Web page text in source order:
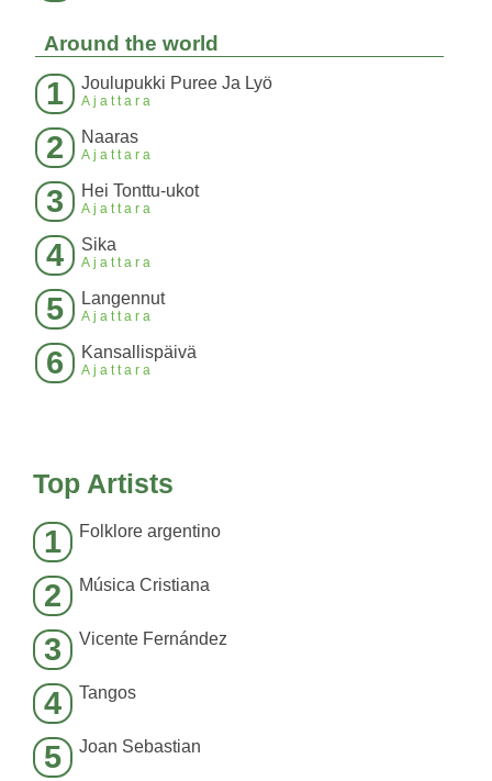
Around the world
1 Joulupukki Puree Ja Lyö
Ajattara
2 Naaras
Ajattara
3 Hei Tonttu-ukot
Ajattara
4 Sika
Ajattara
5 Langennut
Ajattara
6 Kansallispäivä
Ajattara
Top Artists
1 Folklore argentino
2 Música Cristiana
3 Vicente Fernández
4 Tangos
5 Joan Sebastian